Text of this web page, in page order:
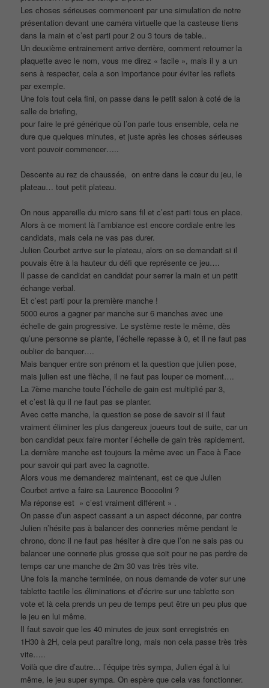
Les choses sérieuses commencent par une simulation de notre
présentation devant une caméra virtuelle que la casteuse tiens
dans la main et c’est parti pour 2 ou 3 tours de table..
Un deuxième entrainement arrive derrière, comment retourner la
plaquette avec le nom, vous me direz « facile », mais il y a un
sens à respecter, cela a son importance pour éviter les reflets
par exemple.
Une fois tout cela fini, on passe dans le petit salon à coté de la
salle de briefing,
pour faire le pré générique où l’on parle tous ensemble, cela ne
dure que quelques minutes, et juste après les choses sérieuses
vont pouvoir commencer…..
Descente au rez de chaussée, on entre dans le cœur du jeu, le
plateau… tout petit plateau.
On nous appareille du micro sans fil et c’est parti tous en place.
Alors à ce moment là l’ambiance est encore cordiale entre les
candidats, mais cela ne vas pas durer.
Julien Courbet arrive sur le plateau, alors on se demandait si il
pouvais être à la hauteur du défi que représente ce jeu….
Il passe de candidat en candidat pour serrer la main et un petit
échange verbal.
Et c’est parti pour la première manche !
5000 euros a gagner par manche sur 6 manches avec une
échelle de gain progressive. Le système reste le même, dès
qu’une personne se plante, l’échelle repasse à 0, et il ne faut pas
oublier de banquer….
Mais banquer entre son prénom et la question que julien pose,
mais julien est une flèche, il ne faut pas louper ce moment….
La 7ème manche toute l’échelle de gain est multiplié par 3,
et c’est là qu il ne faut pas se planter.
Avec cette manche, la question se pose de savoir si il faut
vraiment éliminer les plus dangereux joueurs tout de suite, car un
bon candidat peux faire monter l’échelle de gain très rapidement.
La dernière manche est toujours la même avec un Face à Face
pour savoir qui part avec la cagnotte.
Alors vous me demanderez maintenant, est ce que Julien
Courbet arrive a faire sa Laurence Boccolini ?
Ma réponse est » c’est vraiment différent » .
On passe d’un aspect cassant a un aspect déconne, par contre
Julien n’hésite pas à balancer des conneries même pendant le
chrono, donc il ne faut pas hésiter à dire que l’on ne sais pas ou
balancer une connerie plus grosse que soit pour ne pas perdre de
temps car une manche de 2m 30 vas très très vite.
Une fois la manche terminée, on nous demande de voter sur une
tablette tactile les éliminations et d’écrire sur une tablette son
vote et là cela prends un peu de temps peut être un peu plus que
le jeu en lui même.
Il faut savoir que les 40 minutes de jeux sont enregistrés en
1H30 à 2H, cela peut paraître long, mais non cela passe très très
vite…..
Voilà que dire d’autre… l’équipe très sympa, Julien égal à lui
même, le jeu super sympa. On espère que cela vas fonctionner.